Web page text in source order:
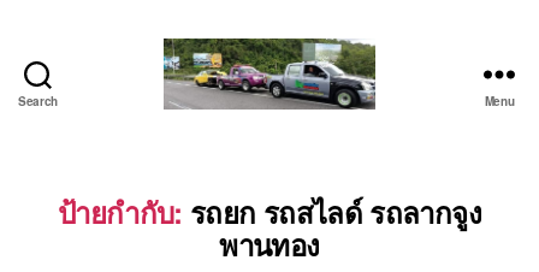
Search
วิน
ปาก
ร่วม
Menu
ป้ายกำกับ: รถยก รถสไลด์ รถลากจูง
พานทอง